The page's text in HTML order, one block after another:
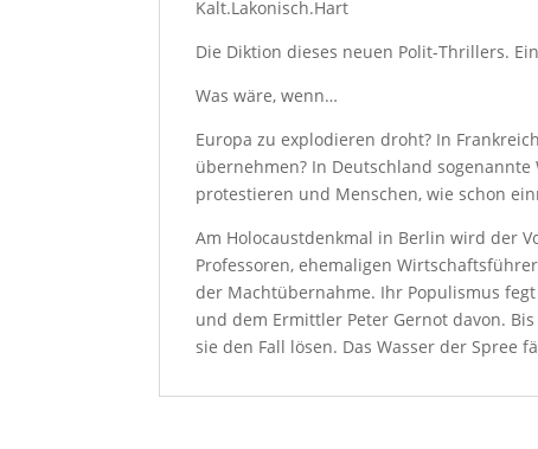
Kalt.Lakonisch.Hart
Die Diktion dieses neuen Polit-Thrillers.
Was wäre, wenn…
Europa zu explodieren droht? In
übernehmen? In Deutschland
protestieren und Menschen, wie schon
Am Holocaustdenkmal in Berlin wird der
Professoren, ehemaligen
der Machtübernahme. Ihr Populismus
und dem Ermittler Peter Gernot davon.
sie den Fall lösen. Das Wasser der Spree